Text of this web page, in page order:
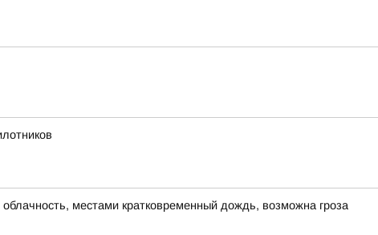
местами кратковременный дождь, возможна гроза